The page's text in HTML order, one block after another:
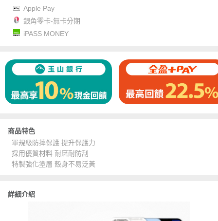
Apple Pay
銀角零卡-無卡分期
iPASS MONEY
商品特色
軍規級防摔保護 提升保護力
採用優質材料 耐磨耐防刮
特製強化塗層 殼身不易泛黃
詳細介紹